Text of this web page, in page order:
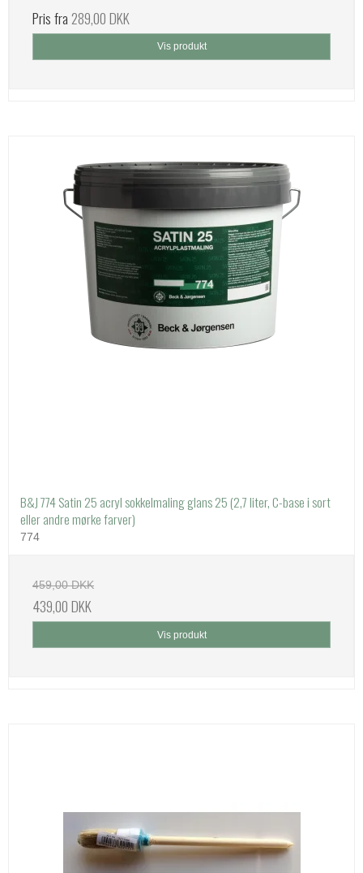
Pris fra289,00 DKK
Vis produkt
B&J 774 Satin 25 acryl sokkelmaling glans 25 (2,7 liter, C-base i sort
eller andre mørke farver)
774
459,00 DKK
439,00 DKK
Vis produkt